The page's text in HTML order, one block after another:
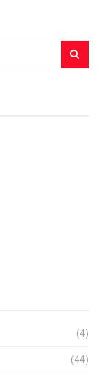
(4)
(44)